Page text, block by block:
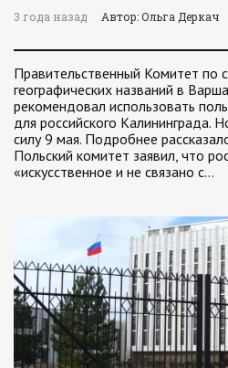
3 года назад Автор: Ольга Деркач
Правительственный Комитет по
географических названий в
рекомендовал использовать
для российского Калининграда.
силу 9 мая. Подробнее
Польский комитет заявил, что
«искусственное и не связано с…